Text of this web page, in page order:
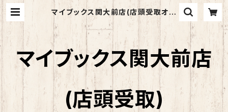
マイブックス関大前店(店頭受取オー
ダー用)
マイブックス関大前店
(店頭受取)